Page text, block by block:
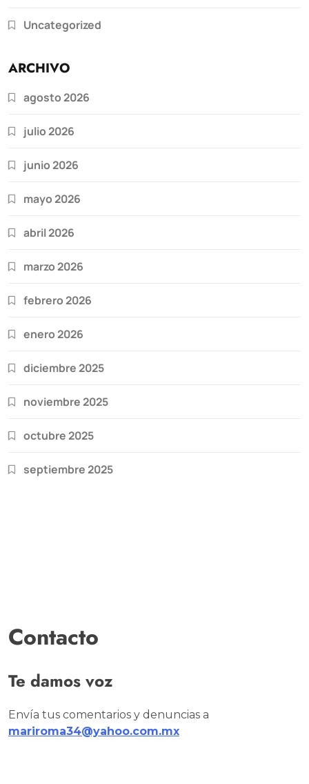
Uncategorized
ARCHIVO
agosto 2026
julio 2026
junio 2026
mayo 2026
abril 2026
marzo 2026
febrero 2026
enero 2026
diciembre 2025
noviembre 2025
octubre 2025
septiembre 2025
Contacto
Te damos voz
Envía tus comentarios y denuncias a
mariroma34@yahoo.com.mx